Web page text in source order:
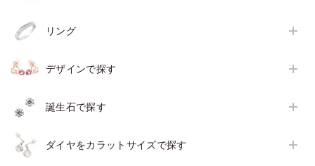
リング
デザインで探す
誕生石で探す
ダイヤをカラットサイズで探す